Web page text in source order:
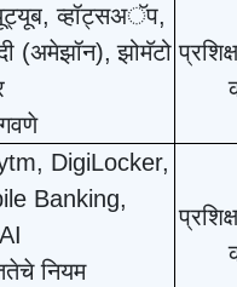
व्हॉट्सअॅप,
(अमेझॉन), झोमॅटो
DigiLocker,
Banking,
नियम